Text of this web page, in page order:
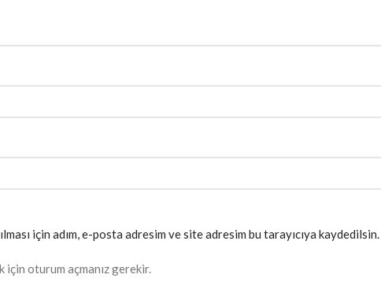
için adım, e-posta adresim ve site adresim bu tarayıcıya kaydedilsin.
oturum açmanız gerekir.